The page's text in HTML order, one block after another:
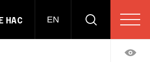
НАС EN